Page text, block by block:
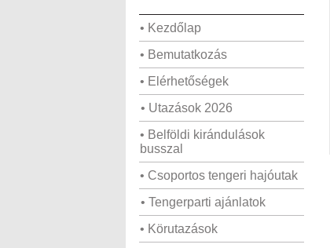
• Kezdőlap
• Bemutatkozás
• Elérhetőségek
• Utazások 2026
• Belföldi kirándulások
busszal
• Csoportos tengeri hajóutak
• Tengerparti ajánlatok
• Körutazások